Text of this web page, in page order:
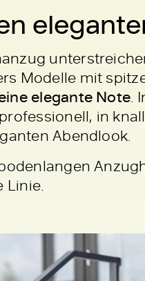
Modelle mit
elegante Note.
in
Abendlook.
Linie.